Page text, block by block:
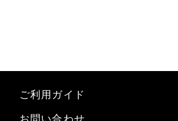
ご利用ガイド
お問い合わせ